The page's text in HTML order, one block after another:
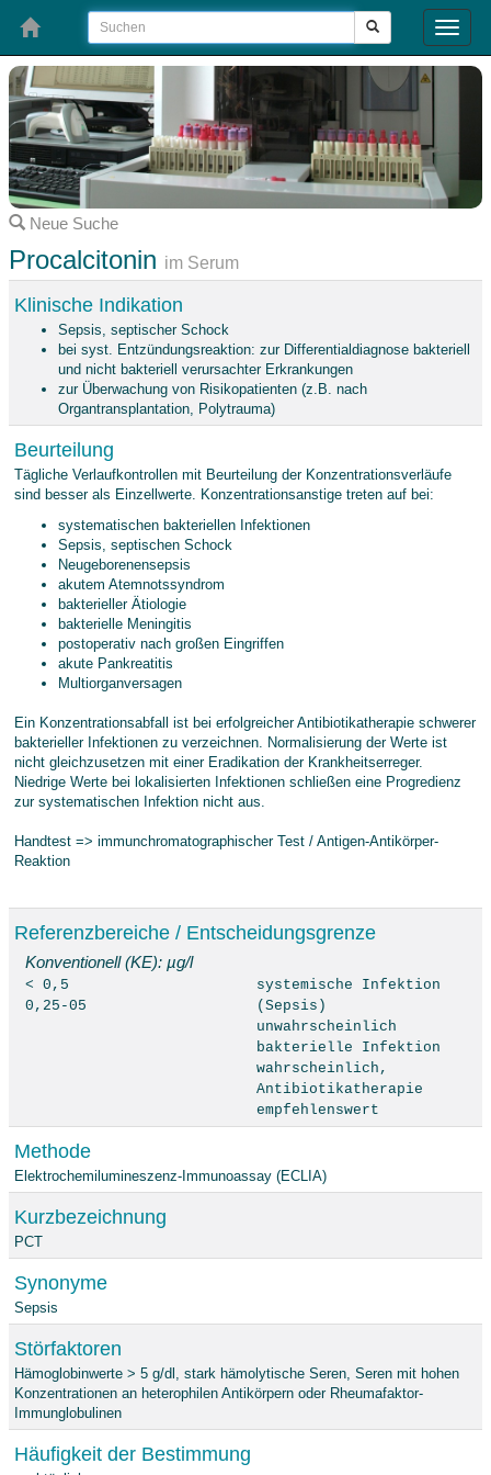
Toggle
Neue Suche
Procalcitonin im Serum
Klinische Indikation
Sepsis, septischer Schock
bei syst. Entzündungsreaktion: zur Differentialdiagnose bakteriell
und nicht bakteriell verursachter Erkrankungen
zur Überwachung von Risikopatienten (z.B. nach
Organtransplantation, Polytrauma)
Beurteilung
Tägliche Verlaufkontrollen mit Beurteilung der Konzentrationsverläufe
sind besser als Einzellwerte. Konzentrationsanstige treten auf bei:
systematischen bakteriellen Infektionen
Sepsis, septischen Schock
Neugeborenensepsis
akutem Atemnotssyndrom
bakterieller Ätiologie
bakterielle Meningitis
postoperativ nach großen Eingriffen
akute Pankreatitis
Multiorganversagen
Ein Konzentrationsabfall ist bei erfolgreicher Antibiotikatherapie schwerer
bakterieller Infektionen zu verzeichnen. Normalisierung der Werte ist
nicht gleichzusetzen mit einer Eradikation der Krankheitserreger.
Niedrige Werte bei lokalisierten Infektionen schließen eine Progredienz
zur systematischen Infektion nicht aus.
Handtest => immunchromatographischer Test / Antigen-Antikörper-
Reaktion
Referenzbereiche / Entscheidungsgrenze
Konventionell (KE): µg/l
< 0,5
0,25-05
systemische Infektion
(Sepsis)
unwahrscheinlich
bakterielle Infektion
wahrscheinlich,
Antibiotikatherapie
empfehlenswert
Methode
Elektrochemilumineszenz-Immunoassay (ECLIA)
Kurzbezeichnung
PCT
Synonyme
Sepsis
Störfaktoren
Hämoglobinwerte > 5 g/dl, stark hämolytische Seren, Seren mit hohen
Konzentrationen an heterophilen Antikörpern oder Rheumafaktor-
Immunglobulinen
Häufigkeit der Bestimmung